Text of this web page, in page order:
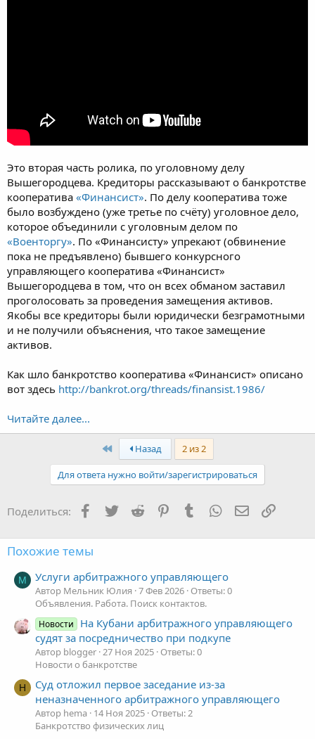
Это вторая часть ролика, по уголовному делу
Вышегородцева. Кредиторы рассказывают о банкротстве
кооператива «Финансист». По делу кооператива тоже
было возбуждено (уже третье по счёту) уголовное дело,
которое объединили с уголовным делом по
«Военторгу». По «Финансисту» упрекают (обвинение
пока не предъявлено) бывшего конкурсного
управляющего кооператива «Финансист»
Вышегородцева в том, что он всех обманом заставил
проголосовать за проведения замещения активов.
Якобы все кредиторы были юридически безграмотными
и не получили объяснения, что такое замещение
активов.
Как шло банкротство кооператива «Финансист» описано
вот здесь http://bankrot.org/threads/finansist.1986/
Читайте далее...
ПервыйНазад 2 из 2
Для ответа нужно войти/зарегистрироваться
Поделиться: Facebook
TwitterReddit PinterestTumblr WhatsApp Ссылка
Похожие темы
М Услуги арбитражного управляющего
Автор Мельник Юлия 7 Фев 2026 Ответы: 0
Объявления. Работа. Поиск контактов.
Новости
На Кубани арбитражного управляющего
судят за посредничество при подкупе
Автор blogger 27 Ноя 2025 Ответы: 0
Новости о банкротстве
H
Суд отложил первое заседание из-за
неназначенного арбитражного управляющего
Автор hema 14 Ноя 2025 Ответы: 2
Банкротство физических лиц